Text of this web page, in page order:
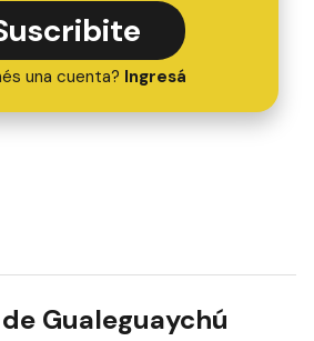
una cuenta? Ingresá
Gualeguaychú